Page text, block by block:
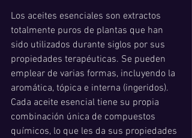
Los aceites esenciales son extractos
totalmente puros de plantas que han
sido utilizados durante siglos por sus
propiedades terapéuticas. Se pueden
emplear de varias formas, incluyendo la
aromática, tópica e interna (ingeridos).
Cada aceite esencial tiene su propia
combinación única de compuestos
químicos, lo que les da sus propiedades